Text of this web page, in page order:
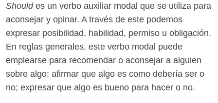
Shouldes un verbo auxiliar modal que se utiliza para
aconsejar y opinar. A través de este podemos
expresar posibilidad, habilidad, permiso u obligación.
En reglas generales, este verbo modal puede
emplearse para recomendar o aconsejar a alguien
sobre algo; afirmar que algo es como debería ser o
no; expresar que algo es bueno para hacer o no.